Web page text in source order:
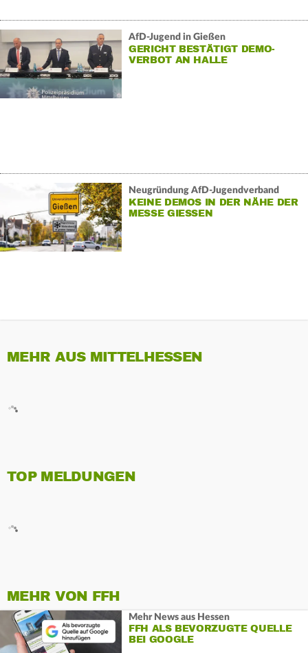
AfD-Jugend in Gießen
GERICHT BESTÄTIGT DEMO-
VERBOT AN HALLE
Neugründung AfD-Jugendverband
KEINE DEMOS IN DER NÄHE DER
MESSE GIESSEN
MEHR AUS MITTELHESSEN
TOP MELDUNGEN
MEHR VON FFH
Mehr News aus Hessen
FFH ALS BEVORZUGTE QUELLE
BEI GOOGLE